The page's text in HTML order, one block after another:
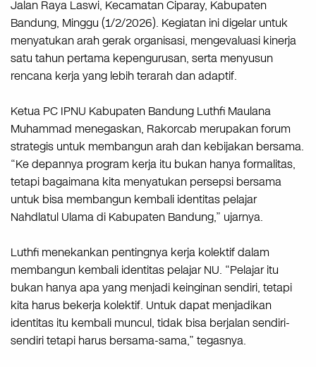
Jalan Raya Laswi, Kecamatan Ciparay, Kabupaten
Bandung, Minggu (1/2/2026). Kegiatan ini digelar untuk
menyatukan arah gerak organisasi, mengevaluasi kinerja
satu tahun pertama kepengurusan, serta menyusun
rencana kerja yang lebih terarah dan adaptif.
Ketua PC IPNU Kabupaten Bandung Luthfi Maulana
Muhammad menegaskan, Rakorcab merupakan forum
strategis untuk membangun arah dan kebijakan bersama.
“Ke depannya program kerja itu bukan hanya formalitas,
tetapi bagaimana kita menyatukan persepsi bersama
untuk bisa membangun kembali identitas pelajar
Nahdlatul Ulama di Kabupaten Bandung,” ujarnya.
Luthfi menekankan pentingnya kerja kolektif dalam
membangun kembali identitas pelajar NU. “Pelajar itu
bukan hanya apa yang menjadi keinginan sendiri, tetapi
kita harus bekerja kolektif. Untuk dapat menjadikan
identitas itu kembali muncul, tidak bisa berjalan sendiri-
sendiri tetapi harus bersama-sama,” tegasnya.